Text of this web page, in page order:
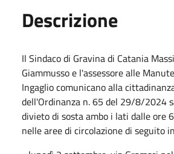
Descrizione
Il Sindaco di Gravina di Catania
Giammusso e l'assessore alle
Ingaglio comunicano alla
dell'Ordinanza n. 65 del 29/8/2024
divieto di sosta ambo i lati dalle ore
nelle aree di circolazione di seguito